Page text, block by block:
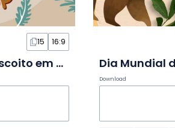
15 16:9
Workshop Fofo de Casa de Biscoito em Slides
Download